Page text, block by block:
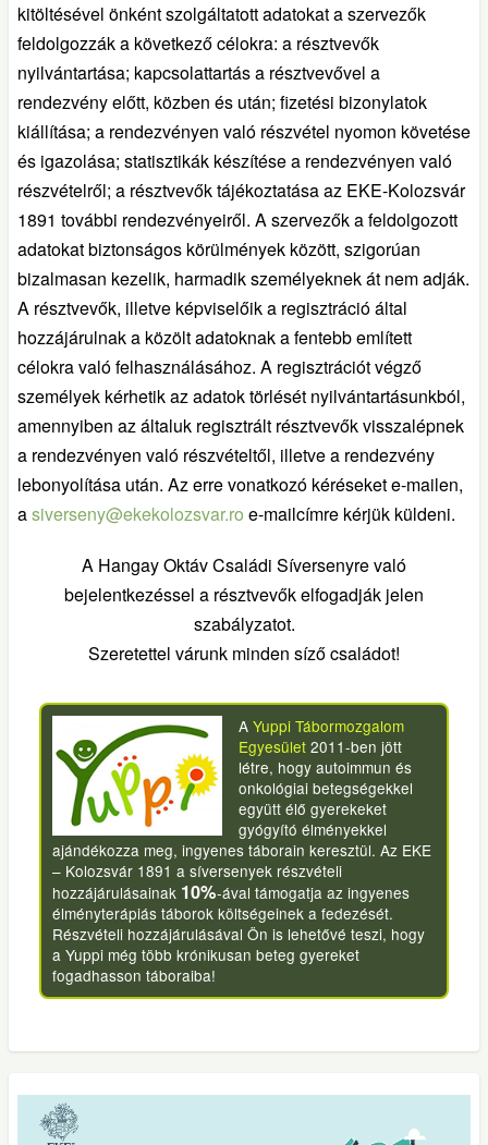
kitöltésével önként szolgáltatott adatokat a szervezők
feldolgozzák a következő célokra: a résztvevők
nyilvántartása; kapcsolattartás a résztvevővel a
rendezvény előtt, közben és után; fizetési bizonylatok
kiállítása; a rendezvényen való részvétel nyomon követése
és igazolása; statisztikák készítése a rendezvényen való
részvételről; a résztvevők tájékoztatása az EKE-Kolozsvár
1891 további rendezvényeiről. A szervezők a feldolgozott
adatokat biztonságos körülmények között, szigorúan
bizalmasan kezelik, harmadik személyeknek át nem adják.
A résztvevők, illetve képviselőik a regisztráció által
hozzájárulnak a közölt adatoknak a fentebb említett
célokra való felhasználásához. A regisztrációt végző
személyek kérhetik az adatok törlését nyilvántartásunkból,
amennyiben az általuk regisztrált résztvevők visszalépnek
a rendezvényen való részvételtől, illetve a rendezvény
lebonyolítása után. Az erre vonatkozó kéréseket e-mailen,
asiverseny@ekekolozsvar.ro e-mailcímre kérjük küldeni.
A Hangay Oktáv Családi Síversenyre való
bejelentkezéssel a résztvevők elfogadják jelen
szabályzatot.
Szeretettel várunk minden síző családot!
AYuppi Tábormozgalom
Egyesület 2011-ben jött
létre, hogy autoimmun és
onkológiai betegségekkel
együtt élő gyerekeket
gyógyító élményekkel
ajándékozza meg, ingyenes táborain keresztül. Az EKE
– Kolozsvár 1891 a síversenyek részvételi
hozzájárulásainak 10%-ával támogatja az ingyenes
élményterápiás táborok költségeinek a fedezését.
Részvételi hozzájárulásával Ön is lehetővé teszi, hogy
a Yuppi még több krónikusan beteg gyereket
fogadhasson táboraiba!